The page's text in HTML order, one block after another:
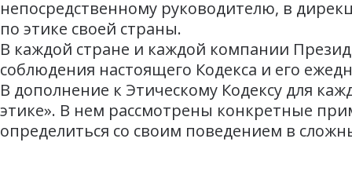
непосредственному руководителю, в
по этике своей страны.
В каждой стране и каждой компании
соблюдения настоящего Кодекса и его
В дополнение к Этическому Кодексу для
этике». В нем рассмотрены конкретные
определиться со своим поведением в